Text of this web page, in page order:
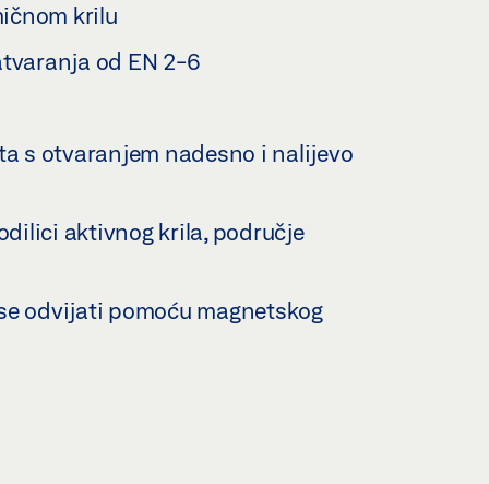
krilu
od EN 2-6
s otvaranjem nadesno i nalijevo
aktivnog krila, područje
odvijati pomoću magnetskog